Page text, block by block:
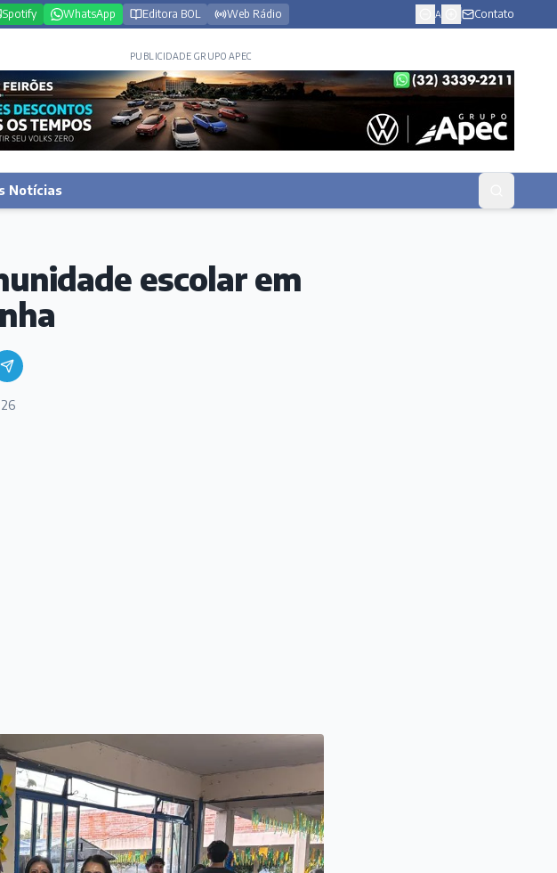
Spotify WhatsApp Editora BOL Web Rádio A Contato
PUBLICIDADE GRUPO APEC
Notícias
escolar em